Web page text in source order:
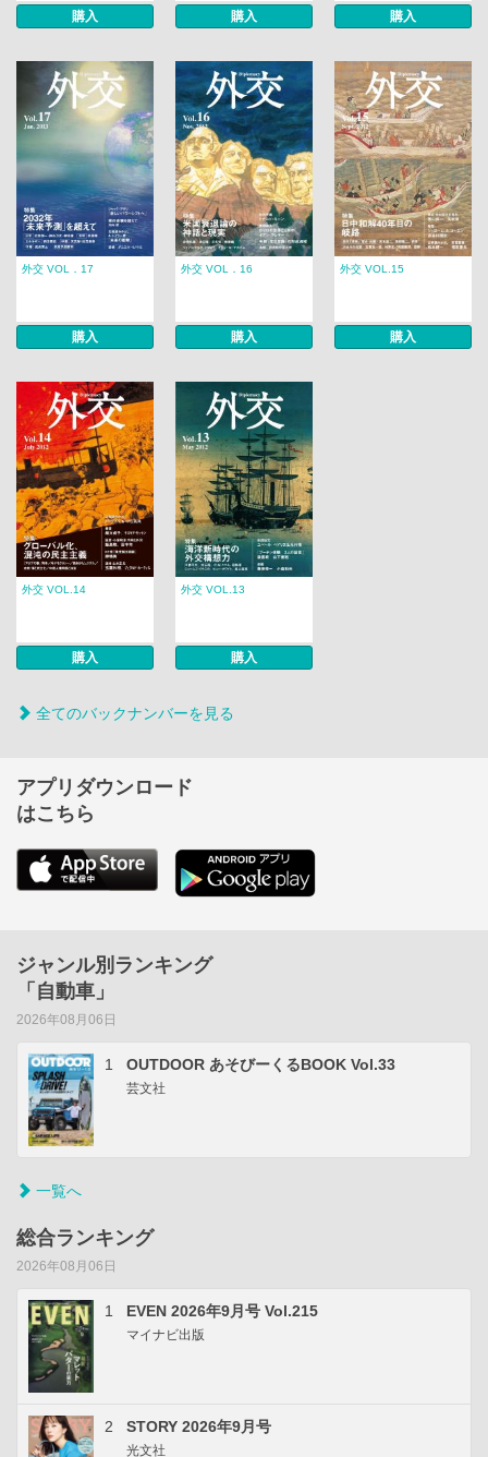
購入 購入 購入
外交 VOL．17
購入
外交 VOL．16
購入
外交 VOL.15
購入
外交 VOL.14
購入
外交 VOL.13
購入
全てのバックナンバーを見る
アプリダウンロード
はこちら
ジャンル別ランキング
「自動車」
2026年08月06日
1 OUTDOOR あそびーくるBOOK Vol.33
芸文社
一覧へ
総合ランキング
2026年08月06日
1 EVEN 2026年9月号 Vol.215
マイナビ出版
2 STORY 2026年9月号
光文社